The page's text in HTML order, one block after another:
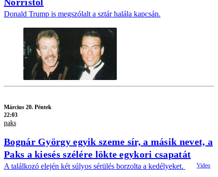
Donald Trump is megszólalt a sztár halála kapcsán.
Március 20. Péntek
22:03
paks
Bognár György egyik szeme sír, a másik nevet, a
Paks a kiesés szélére lökte egykori csapatát
A találkozó elején két súlyos sérülés borzolta a kedélyeket.